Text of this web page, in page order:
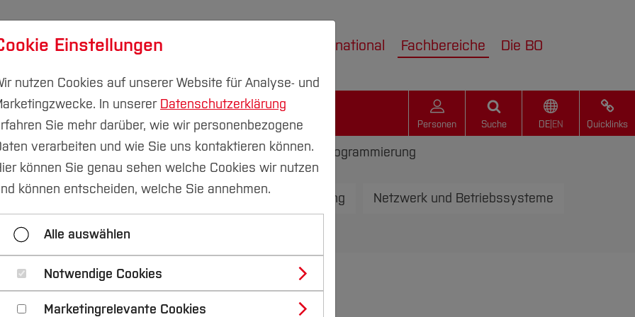
Forschung & Transfer International Fachbereiche Die BO
Personen Suche DE| EN Quicklinks
Institut für Mathematik und Informatik Systemprogrammierung
Systemprogrammierung Datenbankprogrammierung Netzwerk und Betriebssysteme
Einstellungen
nutzen Cookies auf unserer Website für Analyse- und
In unserer Datenschutzerklärung
Sie mehr darüber, wie wir personenbezogene
verarbeiten und wie Sie uns kontaktieren können.
können Sie genau sehen welche Cookies wir nutzen
können entscheiden, welche Sie annehmen.
Alle auswählen
Notwendige Cookies
Marketingrelevante Cookies